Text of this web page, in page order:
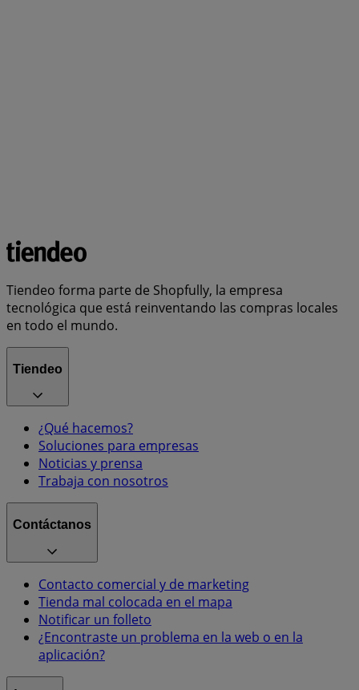
Tiendeo forma parte de Shopfully, la empresa
tecnológica que está reinventando las compras locales
en todo el mundo.
Tiendeo
¿Qué hacemos?
Soluciones para empresas
Noticias y prensa
Trabaja con nosotros
Contáctanos
Contacto comercial y de marketing
Tienda mal colocada en el mapa
Notificar un folleto
¿Encontraste un problema en la web o en la
aplicación?